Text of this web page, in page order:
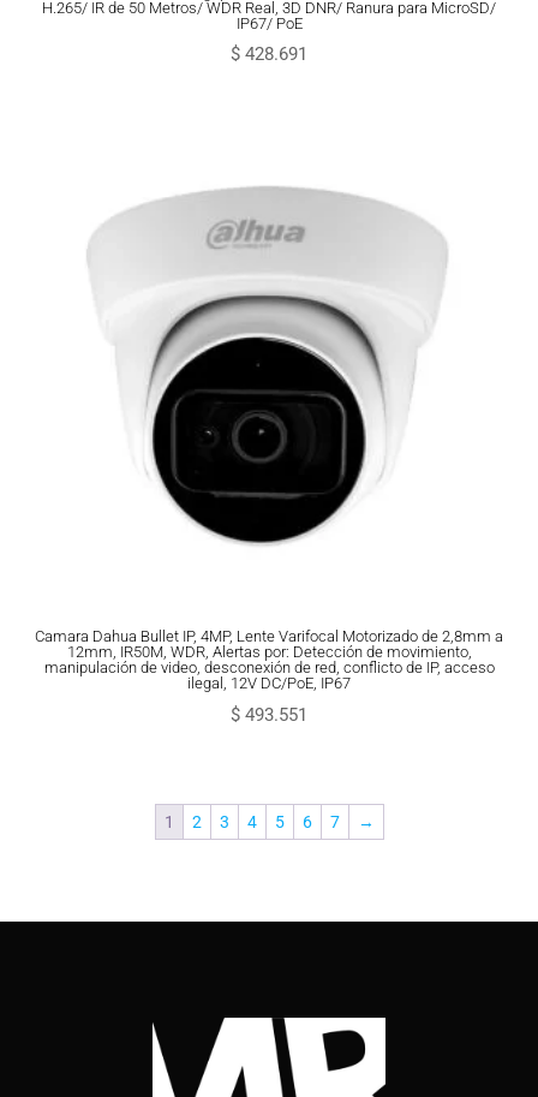
H.265/ IR de 50 Metros/ WDR Real, 3D DNR/ Ranura para MicroSD/
IP67/ PoE
$ 428.691
Camara Dahua Bullet IP, 4MP, Lente Varifocal Motorizado de 2,8mm a
12mm, IR50M, WDR, Alertas por: Detección de movimiento,
manipulación de video, desconexión de red, conflicto de IP, acceso
ilegal, 12V DC/PoE, IP67
$ 493.551
1 2 3 4 5 6 7 →